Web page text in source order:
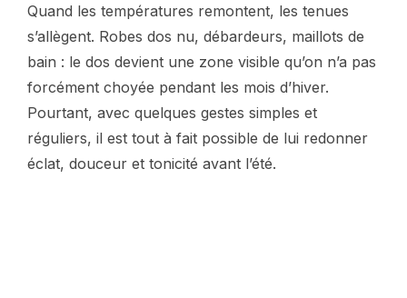
Quand les températures remontent, les tenues
s’allègent. Robes dos nu, débardeurs, maillots de
bain : le dos devient une zone visible qu’on n’a pas
forcément choyée pendant les mois d’hiver.
Pourtant, avec quelques gestes simples et
réguliers, il est tout à fait possible de lui redonner
éclat, douceur et tonicité avant l’été.